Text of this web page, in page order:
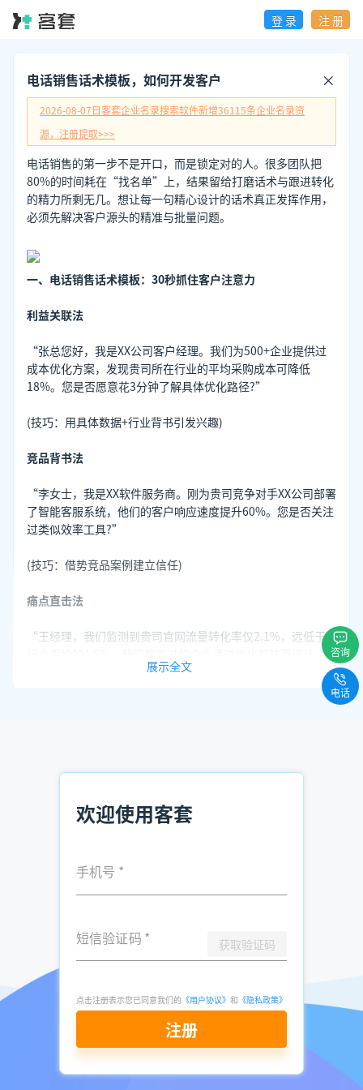
登 录 注 册
电话销售话术模板，如何开发客户
2026-08-07日客套企业名录搜索软件新增36115条企业名录资
源，注册提取>>>
电话销售的第一步不是开口，而是锁定对的人。很多团队把
80%的时间耗在“找名单”上，结果留给打磨话术与跟进转化
的精力所剩无几。想让每一句精心设计的话术真正发挥作用，
必须先解决客户源头的精准与批量问题。
一、电话销售话术模板：30秒抓住客户注意力
利益关联法
“张总您好，我是XX公司客户经理。我们为500+企业提供过
成本优化方案，发现贵司所在行业的平均采购成本可降低
18%。您是否愿意花3分钟了解具体优化路径?”
(技巧：用具体数据+行业背书引发兴趣)
竞品背书法
“李女士，我是XX软件服务商。刚为贵司竞争对手XX公司部署
了智能客服系统，他们的客户响应速度提升60%。您是否关注
过类似效率工具?”
(技巧：借势竞品案例建立信任)
痛点直击法
“王经理，我们监测到贵司官网流量转化率仅2.1%，远低于
行业平均的4.5%。我们服务过的企业通过优化着陆页设计，
转化率普遍提升2-3倍。您是否需要一份免费诊断报告?”
锁定“制造业+年营收1-5亿+位于长三角”的潜在客户，效率
基于AI算法，客套能自动推荐高匹配度客户。某医疗器械销售
团队使用后，新客开发周期从14天缩短至3天，客户成交率提
全渠道触达支持，无缝衔接营销闭环
软件内置空号检测功能，过滤无效号码;支持一键导出至CRM
系统，并对接邮件、短信营销工具。某教育机构通过客套获取
展示全文
欢迎使用客套
手机号 *
短信验证码 * 获取验证码
点击注册表示您已同意我们的 《用户协议》 和 《隐私政策》
注册
咨询
电话